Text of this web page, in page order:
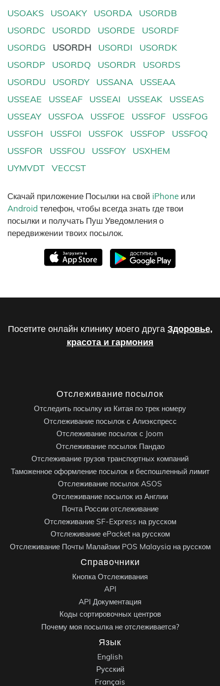
USOAKS
USOAKY USORDA
USORDB
USORDC
USORDD USORDE
USORDF
USORDG
USORDH USORDI
USORDK
USORDP
USORDQ USORDR
USORDS
USORDU
USORDY USSANA
USSEAA
USSEAE
USSEAF USSEAI USSEAK
USSEAS
USSEAY
USSFOA USSFOE USSFOF
USSFOG
USSFOH
USSFOI USSFOK USSFOP
USSFOQ
USSFOR
USSFOU USSFOY
USXHEM
UYMVDT
VECCST
Скачай приложение Посылки на свой iPhone или
Android телефон, чтобы всегда знать где твои
посылки и получать Пуш Уведомления о
передвижении твоих посылок.
Посетите онлайн клинику моего друга Здоровье,
красота и гармония
Отслеживание посылок
Отследить посылку из Китая по трек номеру
Отслеживание посылок с Алиэкспресс
Отслеживание посылок с Joom
Отслеживание посылок Пандао
Отслеживание грузов транспортных компаний
Таможенное оформление посылок и беспошленный лимит
Отслеживание посылок ASOS
Отслеживание посылок из Англии
Почта России отслеживание
Отслеживание SF-Express на русском
Отслеживание ePacket на русском
Отслеживание Почты Малайзии POS Malaysia на русском
Справочники
Кнопка Отслеживания
API
API Документация
Коды сортировочных центров
Почему моя посылка не отслеживается?
Язык
English
Русский
Français